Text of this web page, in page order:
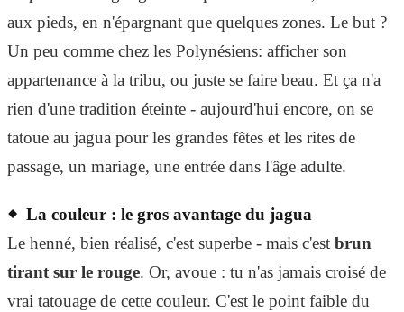
aux pieds, en n'épargnant que quelques zones. Le but ?
Un peu comme chez les Polynésiens: afficher son
appartenance à la tribu, ou juste se faire beau. Et ça n'a
rien d'une tradition éteinte - aujourd'hui encore, on se
tatoue au jagua pour les grandes fêtes et les rites de
passage, un mariage, une entrée dans l'âge adulte.
La couleur : le gros avantage du jagua
Le henné, bien réalisé, c'est superbe - mais c'est brun
tirant sur le rouge. Or, avoue : tu n'as jamais croisé de
vrai tatouage de cette couleur. C'est le point faible du